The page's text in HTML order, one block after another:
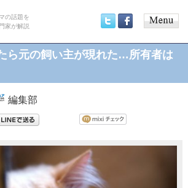
の話題を
家が解説
menu
ら元の飼い主が現れた…所有者は
編集部